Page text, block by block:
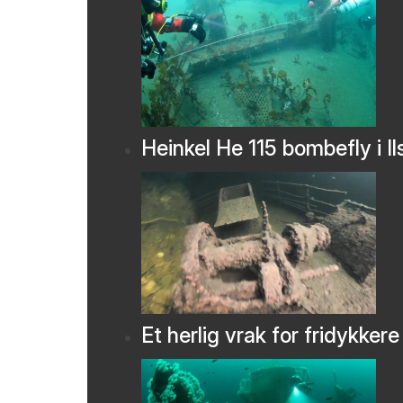
Heinkel He 115 bombefly i
Et herlig vrak for fridykkere